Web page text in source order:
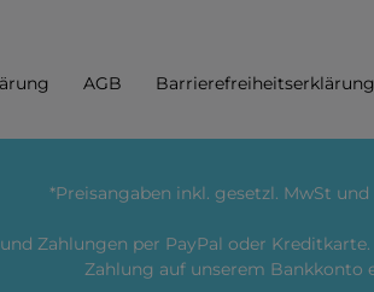
AGB Barrierefreiheitserklärung
*Preisangaben inkl. gesetzl. MwSt und
Zahlungen per PayPal oder
Zahlung auf unserem Bankkonto